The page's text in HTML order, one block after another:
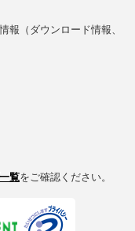
報（ダウンロード情報、
覧をご確認ください。